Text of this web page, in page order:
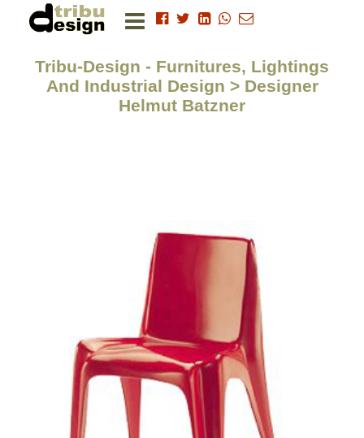
Tribu-Design - Furnitures, Lightings
And Industrial Design > Designer
Helmut Batzner